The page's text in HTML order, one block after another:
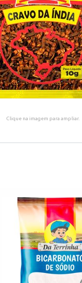
Clique na imagem para ampliar.